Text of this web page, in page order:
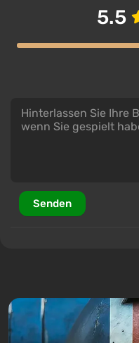
psychologischen
Entdeckung immer
5.5
Senden